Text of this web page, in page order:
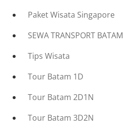
Paket Wisata Singapore
SEWA TRANSPORT BATAM
Tips Wisata
Tour Batam 1D
Tour Batam 2D1N
Tour Batam 3D2N